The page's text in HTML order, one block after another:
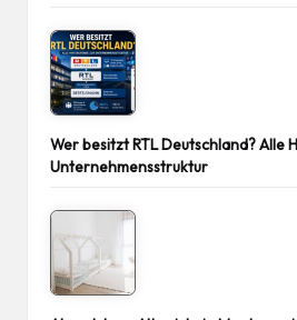
Wer besitzt RTL Deutschland? Alle
Unternehmensstruktur